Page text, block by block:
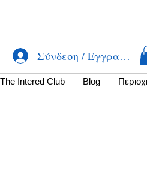
Σύνδεση / Εγγραφή
The Intered Club Βlog